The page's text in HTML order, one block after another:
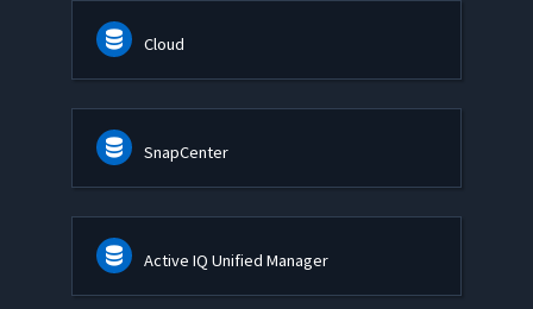
Cloud
SnapCenter
Active IQ Unified Manager